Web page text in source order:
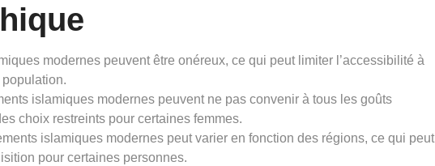
modernes peuvent être onéreux, ce qui peut limiter l’accessibilité à
islamiques modernes peuvent ne pas convenir à tous les goûts
choix restreints pour certaines femmes.
islamiques modernes peut varier en fonction des régions, ce qui peut
pour certaines personnes.